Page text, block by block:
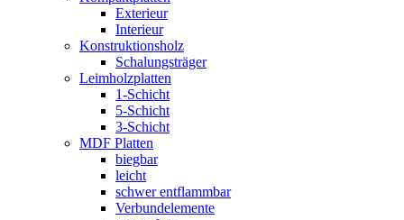
Exterieur
Interieur
Konstruktionsholz
Schalungsträger
Leimholzplatten
1-Schicht
5-Schicht
3-Schicht
MDF Platten
biegbar
leicht
schwer entflammbar
Verbundelemente